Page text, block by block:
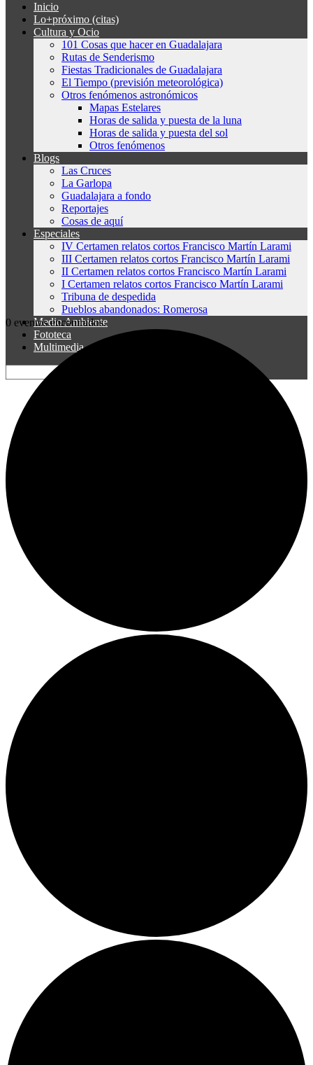
Inicio
Lo+próximo (citas)
Cultura y Ocio
101 Cosas que hacer en Guadalajara
Rutas de Senderismo
Fiestas Tradicionales de Guadalajara
El Tiempo (previsión meteorológica)
Otros fenómenos astronómicos
Mapas Estelares
Horas de salida y puesta de la luna
Horas de salida y puesta del sol
Otros fenómenos
Blogs
Las Cruces
La Garlopa
Guadalajara a fondo
Reportajes
Cosas de aquí
Especiales
IV Certamen relatos cortos Francisco Martín Larami
III Certamen relatos cortos Francisco Martín Larami
II Certamen relatos cortos Francisco Martín Larami
I Certamen relatos cortos Francisco Martín Larami
Tribuna de despedida
Pueblos abandonados: Romerosa
Medio Ambiente
Fototeca
Multimedia
0 eventos encontrados.